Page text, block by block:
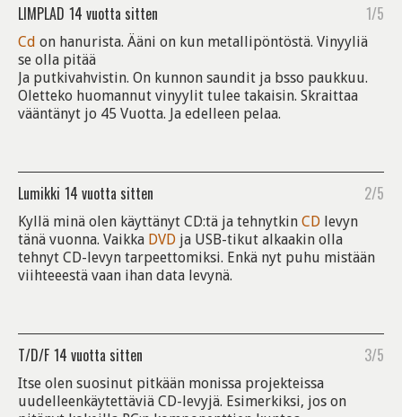
LIMPLAD 14 vuotta sitten 1/5
Cd on hanurista. Ääni on kun metallipöntöstä. Vinyyliä
se olla pitää
Ja putkivahvistin. On kunnon saundit ja bsso paukkuu.
Oletteko huomannut vinyylit tulee takaisin. Skraittaa
vääntänyt jo 45 Vuotta. Ja edelleen pelaa.
Lumikki 14 vuotta sitten 2/5
Kyllä minä olen käyttänyt CD:tä ja tehnytkin CD levyn
tänä vuonna. Vaikka DVD ja USB-tikut alkaakin olla
tehnyt CD-levyn tarpeettomiksi. Enkä nyt puhu mistään
viihteeestä vaan ihan data levynä.
T/D/F 14 vuotta sitten 3/5
Itse olen suosinut pitkään monissa projekteissa
uudelleenkäytettäviä CD-levyjä. Esimerkiksi, jos on